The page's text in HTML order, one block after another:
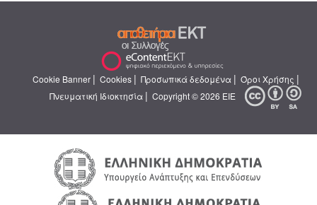
Cookie Banner | Cookies | Προσωπικά δεδομένα | Όροι Χρήσης |
Πνευματική Ιδιοκτησία | Copyright © 2026 ΕΙΕ